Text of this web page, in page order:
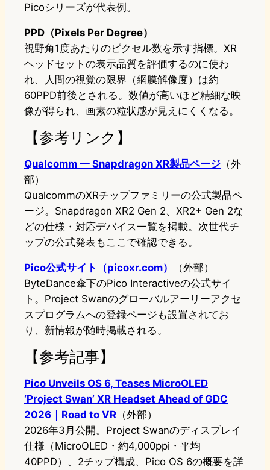
Picoシリーズが代表例。
PPD（Pixels Per Degree）
視野角1度あたりのピクセル数を示す指標。XR
ヘッドセットの表示品質を評価するのに使わ
れ、人間の視覚の限界（網膜解像度）は約
60PPD前後とされる。数値が高いほど精細な映
像が得られ、画素の粒状感が見えにくくなる。
【参考リンク】
Qualcomm — Snapdragon XR製品ページ （外
部）
QualcommのXRチップファミリーの公式製品ペ
ージ。Snapdragon XR2 Gen 2、XR2+ Gen 2な
どの仕様・対応デバイス一覧を掲載。次世代チ
ップの公式発表もここで確認できる。
Pico公式サイト（picoxr.com）
（外部）
ByteDance傘下のPico Interactiveの公式サイ
ト。Project Swanのグローバルアーリーアクセ
スプログラムへの登録ページも設置されてお
り、新情報が随時掲載される。
【参考記事】
Pico Unveils OS 6, Teases MicroOLED
‘Project Swan’ XR Headset Ahead of GDC
2026｜Road to VR （外部）
2026年3月公開。Project Swanのディスプレイ
仕様（MicroOLED・約4,000ppi・平均
40PPD）、2チップ構成、Pico OS 6の概要を詳